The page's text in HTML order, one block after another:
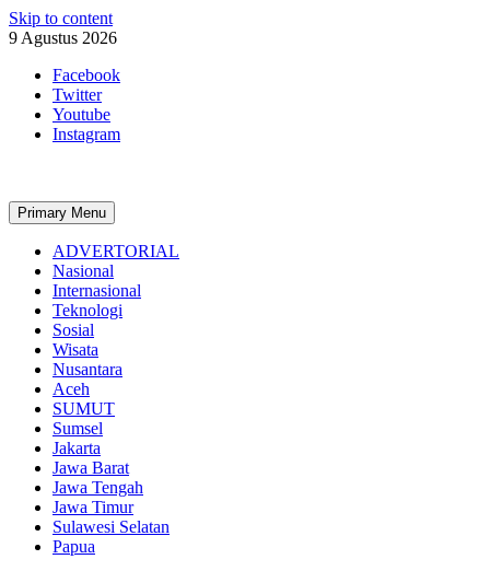
Skip to content
9 Agustus 2026
Facebook
Twitter
Youtube
Instagram
Primary Menu
ADVERTORIAL
Nasional
Internasional
Teknologi
Sosial
Wisata
Nusantara
Aceh
SUMUT
Sumsel
Jakarta
Jawa Barat
Jawa Tengah
Jawa Timur
Sulawesi Selatan
Papua